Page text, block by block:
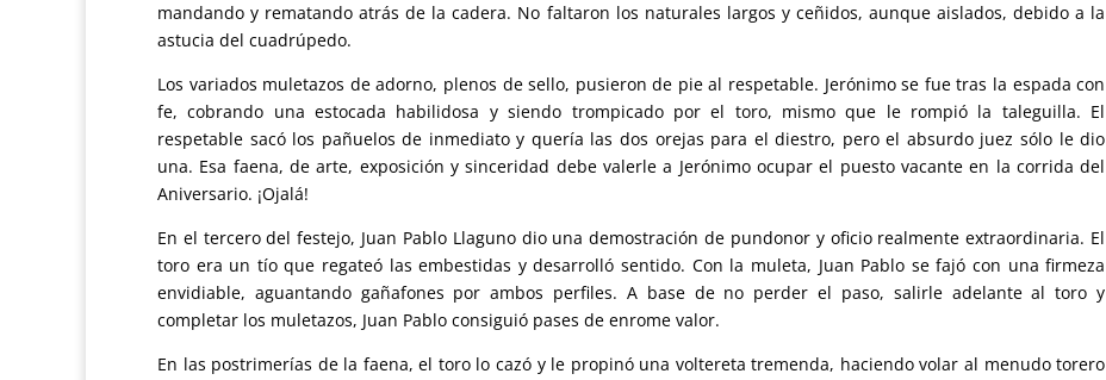
mandando y rematando atrás de la cadera. No faltaron los naturales largos y ceñidos, aunque aislados, debido a la
astucia del cuadrúpedo.
Los variados muletazos de adorno, plenos de sello, pusieron de pie al respetable. Jerónimo se fue tras la espada con
fe, cobrando una estocada habilidosa y siendo trompicado por el toro, mismo que le rompió la taleguilla. El
respetable sacó los pañuelos de inmediato y quería las dos orejas para el diestro, pero el absurdo juez sólo le dio
una. Esa faena, de arte, exposición y sinceridad debe valerle a Jerónimo ocupar el puesto vacante en la corrida del
Aniversario. ¡Ojalá!
En el tercero del festejo, Juan Pablo Llaguno dio una demostración de pundonor y oficio realmente extraordinaria. El
toro era un tío que regateó las embestidas y desarrolló sentido. Con la muleta, Juan Pablo se fajó con una firmeza
envidiable, aguantando gañafones por ambos perfiles. A base de no perder el paso, salirle adelante al toro y
completar los muletazos, Juan Pablo consiguió pases de enrome valor.
En las postrimerías de la faena, el toro lo cazó y le propinó una voltereta tremenda, haciendo volar al menudo torero